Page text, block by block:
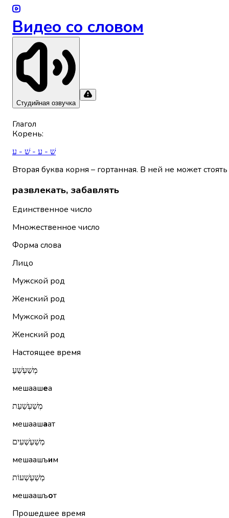
Видео со словом
Студийная озвучка
Глагол
Корень:
שׁ - ע - שׁ - ע
Вторая буква корня – гортанная. В ней не может
развлекать, забавлять
Единственное число
Множественное число
Форма слова
Лицо
Мужской род
Женский род
Мужской род
Женский род
Настоящее время
מְשַׁעְשֵׁעַ
мешаашеа
מְשַׁעְשַׁעַת
мешаашаат
מְשַׁעְשְׁעִים
мешаашъим
מְשַׁעְשְׁעוֹת
мешаашъот
Прошедшее время